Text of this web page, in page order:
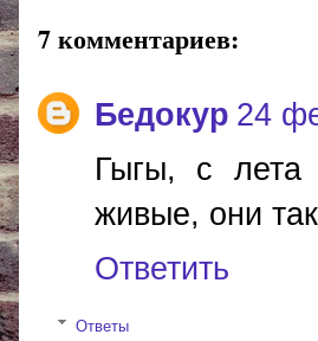
7 комментариев:
Бедокур 24
Гыгы, с лета
живые, они
Ответить
Ответы